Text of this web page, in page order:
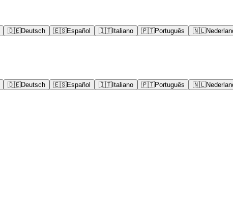
🇩🇪Deutsch 🇪🇸Español 🇮🇹Italiano 🇵🇹Português 🇳🇱
🇩🇪Deutsch 🇪🇸Español 🇮🇹Italiano 🇵🇹Português 🇳🇱